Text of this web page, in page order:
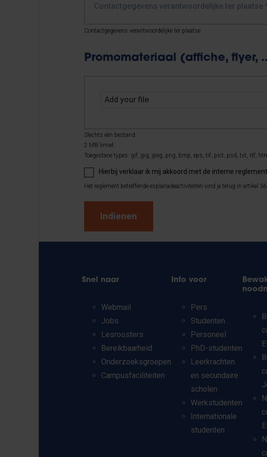
Contactgegevens verantwoordelijke ter plaatse *
Contactgegevens verantwoordelijke ter plaatse
Promomateriaal (affiche, flyer,
Add your file
Slechts één bestand.
2 MB limiet.
Toegestane types: gif, jpg, jpeg, png, bmp, eps, tif, pict, psd, txt, rtf,
Hierbij verklaar ik mij akkoord met de interne
Het reglement betreffende esplanadeactiviteiten vind je terug in artikel
Snel naar
Webmail
Jobs
Lesroosters
Bereikbaarheid
Onderzoeksgroepen
Campusfaciliteiten
Info voor
Pers
Studenten
Personeel
PhD-studenten
Leerkrachten
en secundaire
scholen
Werkstudenten
Internationale
studenten